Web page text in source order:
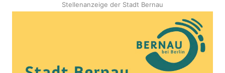
Stellenanzeige der Stadt Bernau